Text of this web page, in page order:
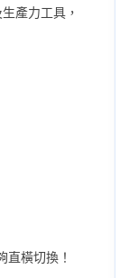
產力工具，
橫切換！